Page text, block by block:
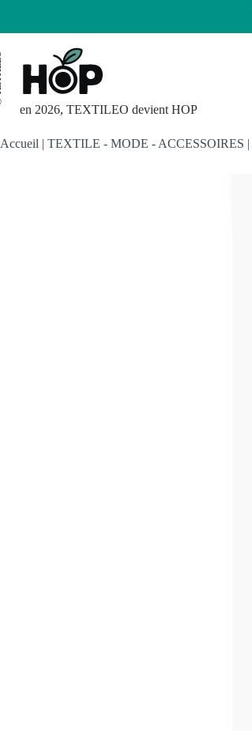
contenu
en 2026, TEXTILEO devient HOP
Accueil | TEXTILE - MODE - ACCESSOIRES |